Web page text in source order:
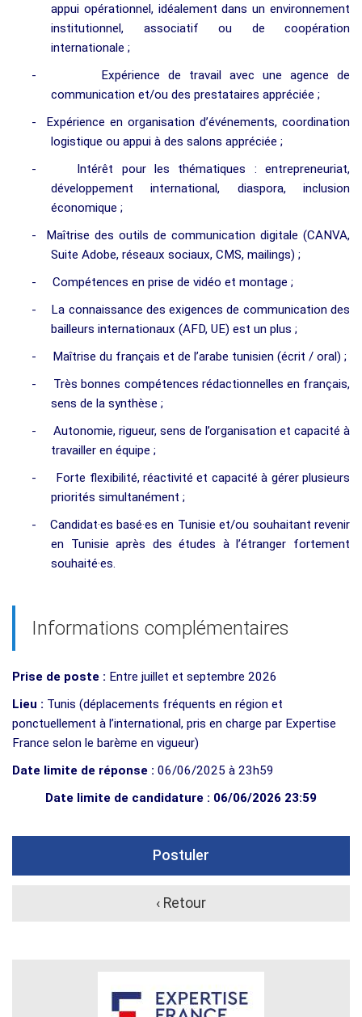
appui opérationnel, idéalement dans un environnement
institutionnel, associatif ou de coopération
internationale ;
-
Expérience de travail avec une agence de
communication et/ou des prestataires appréciée ;
-
Expérience en organisation d’événements, coordination
logistique ou appui à des salons appréciée ;
-
Intérêt pour les thématiques : entrepreneuriat,
développement international, diaspora, inclusion
économique ;
-
Maîtrise des outils de communication digitale (CANVA,
Suite Adobe, réseaux sociaux, CMS, mailings) ;
-
Compétences en prise de vidéo et montage ;
-
La connaissance des exigences de communication des
bailleurs internationaux (AFD, UE) est un plus ;
-
Maîtrise du français et de l’arabe tunisien (écrit / oral) ;
-
Très bonnes compétences rédactionnelles en français,
sens de la synthèse ;
-
Autonomie, rigueur, sens de l’organisation et capacité à
travailler en équipe ;
-
Forte flexibilité, réactivité et capacité à gérer plusieurs
priorités simultanément ;
-
Candidat·es basé·es en Tunisie et/ou souhaitant revenir
en Tunisie après des études à l’étranger fortement
souhaité·es.
Informations complémentaires
Prise de poste : Entre juillet et septembre 2026
Lieu : Tunis (déplacements fréquents en région et
ponctuellement à l’international, pris en charge par Expertise
France selon le barème en vigueur)
Date limite de réponse : 06/06/2025 à 23h59
Date limite de candidature : 06/06/2026 23:59
Postuler
‹ Retour